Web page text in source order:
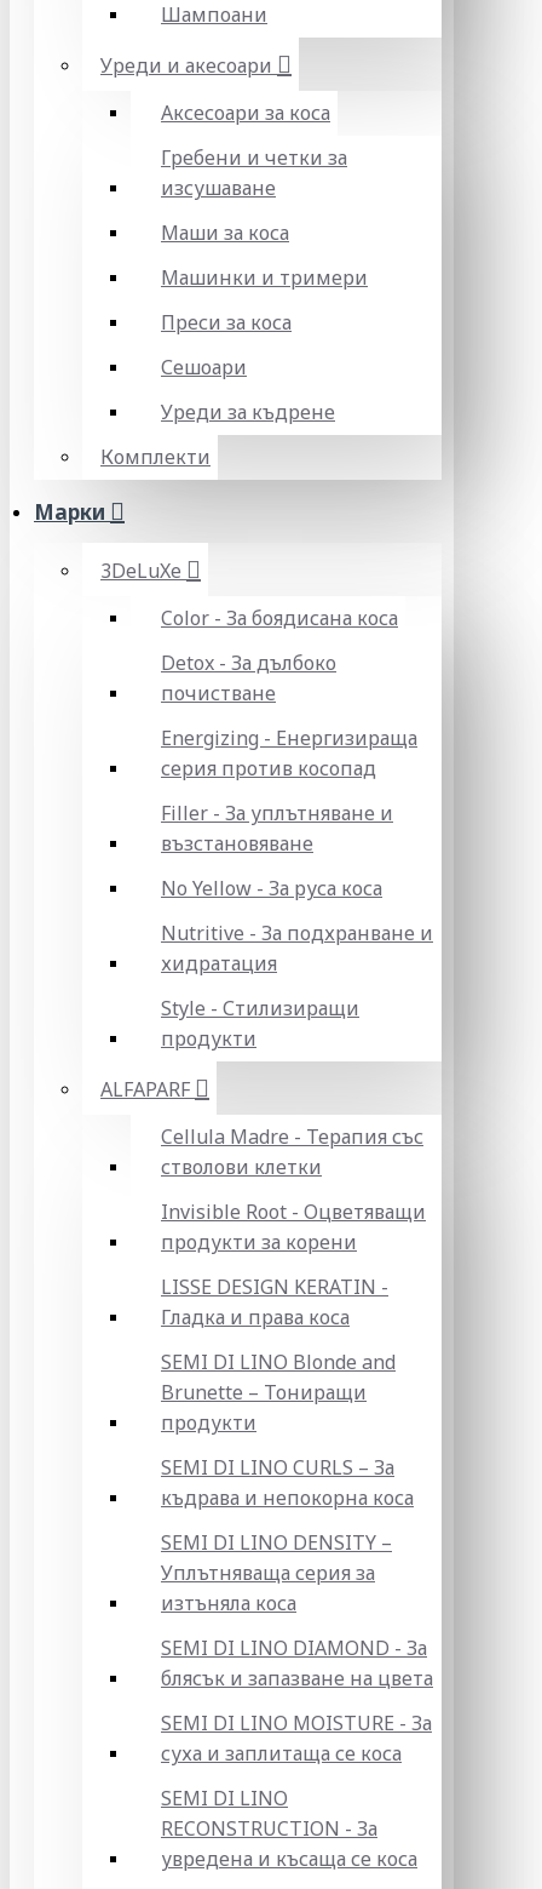
Шампоани
Уреди и акесоари
Аксесоари за коса
Гребени и четки за
изсушаване
Маши за коса
Машинки и тримери
Преси за коса
Сешоари
Уреди за къдрене
Комплекти
Марки
3DeLuXe
Color - За боядисана коса
Detox - За дълбоко
почистване
Energizing - Енергизираща
серия против косопад
Filler - За уплътняване и
възстановяване
No Yellow - За руса коса
Nutritive - За подхранване и
хидратация
Style - Стилизиращи
продукти
ALFAPARF
Cellula Madre - Терапия със
стволови клетки
Invisible Root - Оцветяващи
продукти за корени
LISSE DESIGN KERATIN -
Гладка и права коса
SEMI DI LINO Blonde and
Brunette – Тониращи
продукти
SEMI DI LINO CURLS – За
къдрава и непокорна коса
SEMI DI LINO DENSITY –
Уплътняваща серия за
изтъняла коса
SEMI DI LINO DIAMOND - За
блясък и запазване на цвета
SEMI DI LINO MOISTURE - За
суха и заплитаща се коса
SEMI DI LINO
RECONSTRUCTION - За
увредена и късаща се коса